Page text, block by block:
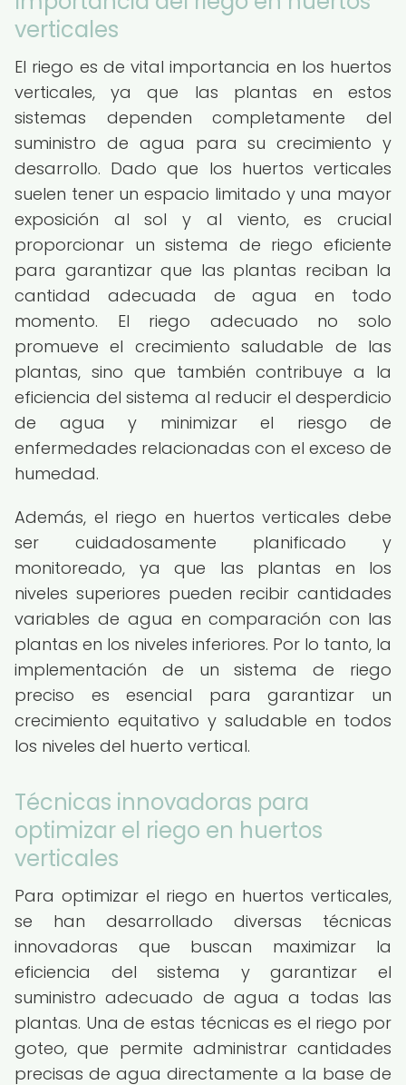
verticales
El riego es de vital importancia en los huertos
verticales, ya que las plantas en estos
sistemas dependen completamente del
suministro de agua para su crecimiento y
desarrollo. Dado que los huertos verticales
suelen tener un espacio limitado y una mayor
exposición al sol y al viento, es crucial
proporcionar un sistema de riego eficiente
para garantizar que las plantas reciban la
cantidad adecuada de agua en todo
momento. El riego adecuado no solo
promueve el crecimiento saludable de las
plantas, sino que también contribuye a la
eficiencia del sistema al reducir el desperdicio
de agua y minimizar el riesgo de
enfermedades relacionadas con el exceso de
humedad.
Además, el riego en huertos verticales debe
ser cuidadosamente planificado y
monitoreado, ya que las plantas en los
niveles superiores pueden recibir cantidades
variables de agua en comparación con las
plantas en los niveles inferiores. Por lo tanto, la
implementación de un sistema de riego
preciso es esencial para garantizar un
crecimiento equitativo y saludable en todos
los niveles del huerto vertical.
Técnicas innovadoras para
optimizar el riego en huertos
verticales
Para optimizar el riego en huertos verticales,
se han desarrollado diversas técnicas
innovadoras que buscan maximizar la
eficiencia del sistema y garantizar el
suministro adecuado de agua a todas las
plantas. Una de estas técnicas es el riego por
goteo, que permite administrar cantidades
precisas de agua directamente a la base de